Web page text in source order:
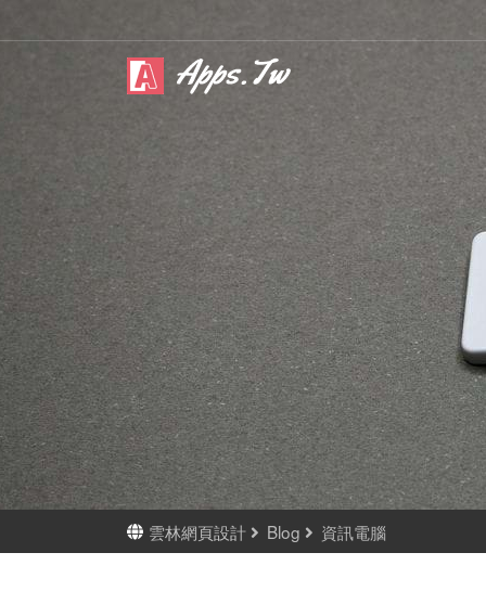
雲林網頁設計 Blog 資訊電腦